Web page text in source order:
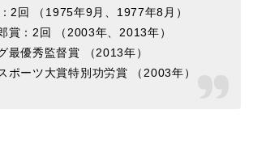
2回 （1975年9月、1977年8月）
賞：2回 （2003年、2013年）
最優秀監督賞 （2013年）
ポーツ大賞特別功労賞 （2003年）